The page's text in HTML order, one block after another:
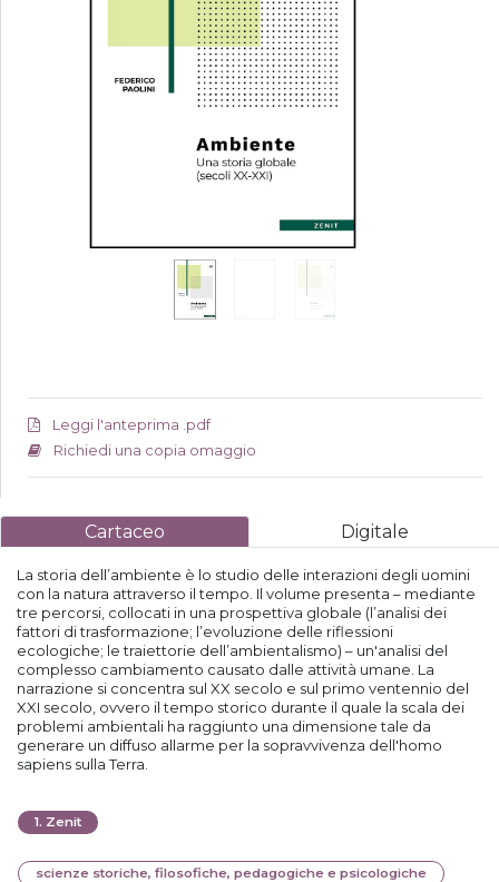
Leggi l'anteprima .pdf
Richiedi una copia omaggio
Cartaceo Digitale
La storia dell’ambiente è lo studio delle interazioni degli uomini
con la natura attraverso il tempo. Il volume presenta – mediante
tre percorsi, collocati in una prospettiva globale (l’analisi dei
fattori di trasformazione; l’evoluzione delle riflessioni
ecologiche; le traiettorie dell’ambientalismo) – un'analisi del
complesso cambiamento causato dalle attività umane. La
narrazione si concentra sul XX secolo e sul primo ventennio del
XXI secolo, ovvero il tempo storico durante il quale la scala dei
problemi ambientali ha raggiunto una dimensione tale da
generare un diffuso allarme per la sopravvivenza dell'homo
sapiens sulla Terra.
1. Zenit
scienze storiche, filosofiche, pedagogiche e psicologiche